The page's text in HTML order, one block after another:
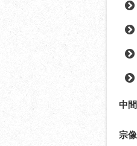
中
宗